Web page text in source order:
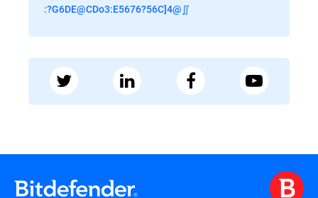
:?G6DE@CDo3:E5676?56C]4@∬